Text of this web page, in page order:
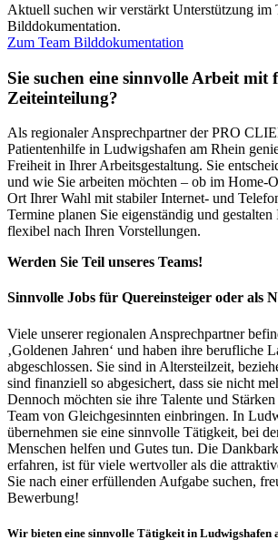
Aktuell suchen wir verstärkt Unterstützung im
Bilddokumentation.
Zum Team Bilddokumentation
Sie suchen eine sinnvolle Arbeit mit
Zeiteinteilung?
Als regionaler Ansprechpartner der PRO
Patientenhilfe in Ludwigshafen am Rhein
Freiheit in Ihrer Arbeitsgestaltung. Sie
und wie Sie arbeiten möchten – ob im Home-
Ort Ihrer Wahl mit stabiler Internet- und
Termine planen Sie eigenständig und
flexibel nach Ihren Vorstellungen.
Werden Sie Teil unseres Teams!
Sinnvolle Jobs für Quereinsteiger oder als
Viele unserer regionalen Ansprechpartner
‚Goldenen Jahren‘ und haben ihre berufliche
abgeschlossen. Sie sind in Altersteilzeit,
sind finanziell so abgesichert, dass sie nicht
Dennoch möchten sie ihre Talente und
Team von Gleichgesinnten einbringen. In
übernehmen sie eine sinnvolle Tätigkeit, bei
Menschen helfen und Gutes tun. Die
erfahren, ist für viele wertvoller als die
Sie nach einer erfüllenden Aufgabe suchen,
Bewerbung!
Wir bieten eine sinnvolle Tätigkeit in Ludwigshafen